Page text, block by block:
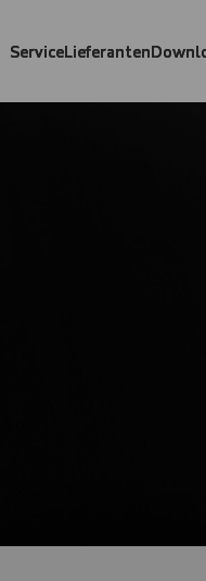
ServiceLieferanten